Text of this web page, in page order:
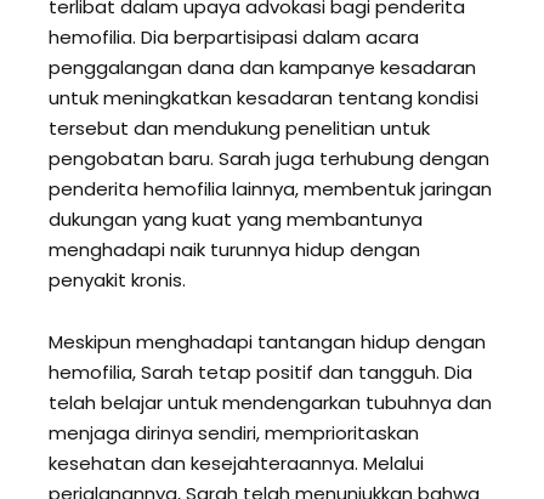
terlibat dalam upaya advokasi bagi penderita
hemofilia. Dia berpartisipasi dalam acara
penggalangan dana dan kampanye kesadaran
untuk meningkatkan kesadaran tentang kondisi
tersebut dan mendukung penelitian untuk
pengobatan baru. Sarah juga terhubung dengan
penderita hemofilia lainnya, membentuk jaringan
dukungan yang kuat yang membantunya
menghadapi naik turunnya hidup dengan
penyakit kronis.
Meskipun menghadapi tantangan hidup dengan
hemofilia, Sarah tetap positif dan tangguh. Dia
telah belajar untuk mendengarkan tubuhnya dan
menjaga dirinya sendiri, memprioritaskan
kesehatan dan kesejahteraannya. Melalui
perjalanannya, Sarah telah menunjukkan bahwa